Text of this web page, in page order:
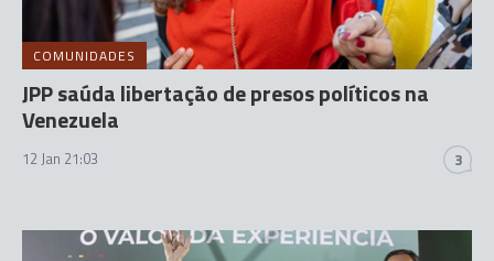
COMUNIDADES
JPP saúda libertação de presos políticos na
Venezuela
12 Jan 21:03 3